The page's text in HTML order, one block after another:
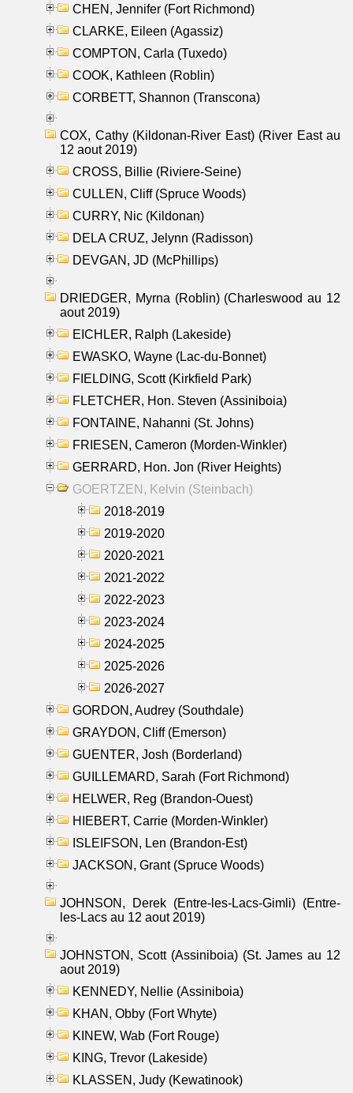
CHEN, Jennifer (Fort Richmond)
CLARKE, Eileen (Agassiz)
COMPTON, Carla (Tuxedo)
COOK, Kathleen (Roblin)
CORBETT, Shannon (Transcona)
COX, Cathy (Kildonan-River East) (River East au
12 aout 2019)
CROSS, Billie (Riviere-Seine)
CULLEN, Cliff (Spruce Woods)
CURRY, Nic (Kildonan)
DELA CRUZ, Jelynn (Radisson)
DEVGAN, JD (McPhillips)
DRIEDGER, Myrna (Roblin) (Charleswood au 12
aout 2019)
EICHLER, Ralph (Lakeside)
EWASKO, Wayne (Lac-du-Bonnet)
FIELDING, Scott (Kirkfield Park)
FLETCHER, Hon. Steven (Assiniboia)
FONTAINE, Nahanni (St. Johns)
FRIESEN, Cameron (Morden-Winkler)
GERRARD, Hon. Jon (River Heights)
GOERTZEN, Kelvin (Steinbach)
2018-2019
2019-2020
2020-2021
2021-2022
2022-2023
2023-2024
2024-2025
2025-2026
2026-2027
GORDON, Audrey (Southdale)
GRAYDON, Cliff (Emerson)
GUENTER, Josh (Borderland)
GUILLEMARD, Sarah (Fort Richmond)
HELWER, Reg (Brandon-Ouest)
HIEBERT, Carrie (Morden-Winkler)
ISLEIFSON, Len (Brandon-Est)
JACKSON, Grant (Spruce Woods)
JOHNSON, Derek (Entre-les-Lacs-Gimli) (Entre-
les-Lacs au 12 aout 2019)
JOHNSTON, Scott (Assiniboia) (St. James au 12
aout 2019)
KENNEDY, Nellie (Assiniboia)
KHAN, Obby (Fort Whyte)
KINEW, Wab (Fort Rouge)
KING, Trevor (Lakeside)
KLASSEN, Judy (Kewatinook)